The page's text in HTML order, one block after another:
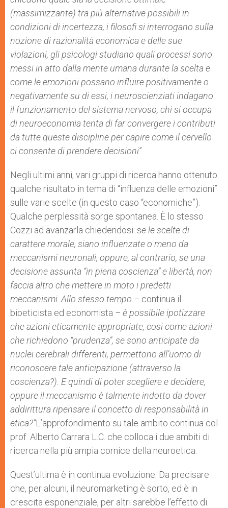
(massimizzante) tra più alternative possibili in
condizioni di incertezza, i filosofi si interrogano sulla
nozione di razionalità economica e delle sue
violazioni, gli psicologi studiano quali processi sono
messi in atto dalla mente umana durante la scelta e
come le emozioni possano influire positivamente o
negativamente su di essi, i neuroscienziati indagano
il funzionamento del sistema nervoso, chi si occupa
di neuroeconomia tenta di far convergere i contributi
da tutte queste discipline per capire come il cervello
ci consente di prendere decisioni”.
Negli ultimi anni, vari gruppi di ricerca hanno ottenuto
qualche risultato in tema di “influenza delle emozioni”
sulle varie scelte (in questo caso “economiche”).
Qualche perplessità sorge spontanea. È lo stesso
Cozzi ad avanzarla chiedendosi: se le scelte di
carattere morale, siano influenzate o meno da
meccanismi neuronali, oppure, al contrario, se una
decisione assunta “in piena coscienza” e libertà, non
faccia altro che mettere in moto i predetti
meccanismi Allo stesso tempo – continua il
bioeticista ed economista – è possibile ipotizzare
che azioni eticamente appropriate, così come azioni
che richiedono “prudenza”, se sono anticipate da
nuclei cerebrali differenti, permettono all’uomo di
riconoscere tale anticipazione (attraverso la
coscienza?). E quindi di poter scegliere e decidere,
oppure il meccanismo è talmente indotto da dover
addirittura ripensare il concetto di responsabilità in
etica?”L’approfondimento su tale ambito continua col
prof. Alberto Carrara L.C. che colloca i due ambiti di
ricerca nella più ampia cornice della neuroetica.
Quest’ultima è in continua evoluzione. Da precisare
che, per alcuni, il neuromarketing è sorto, ed è in
crescita esponenzia­le, per altri sarebbe l’effetto di